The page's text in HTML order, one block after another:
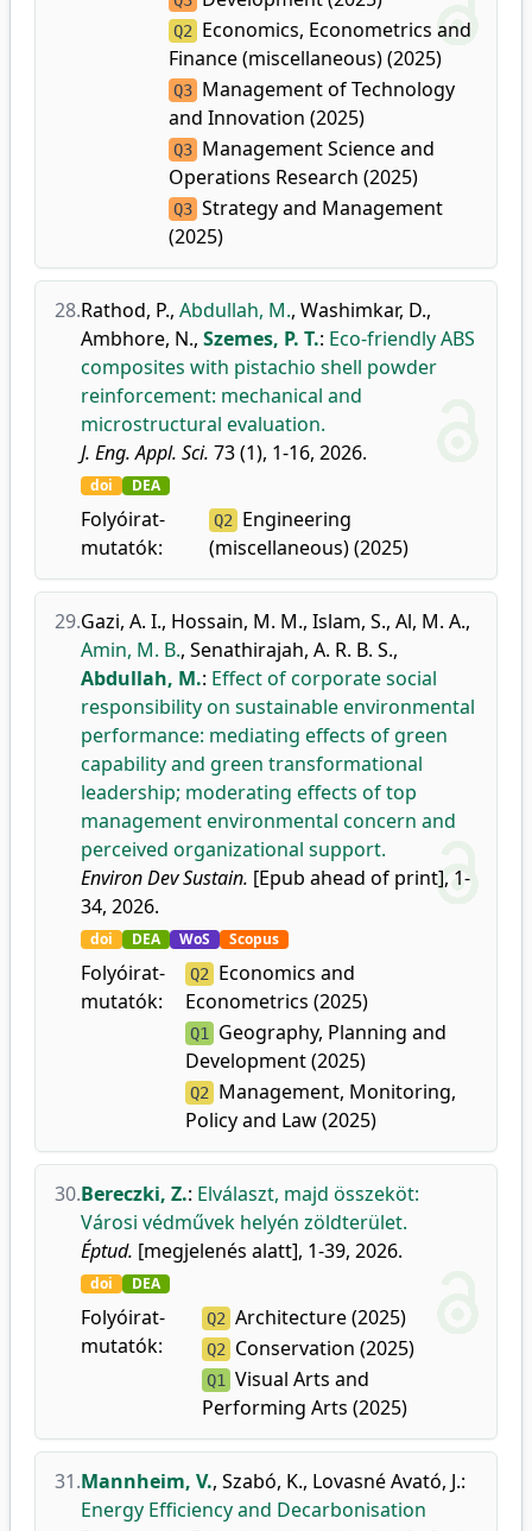
Q2
Economics, Econometrics and
Finance (miscellaneous) (2025)
Q3 Management of Technology
and Innovation (2025)
Q3 Management Science and
Operations Research (2025)
Q3 Strategy and Management
(2025)
28.Rathod, P., Abdullah, M., Washimkar, D.,
Ambhore, N., Szemes, P. T.: Eco-friendly ABS
composites with pistachio shell powder
reinforcement: mechanical and
microstructural evaluation.
J. Eng. Appl. Sci. 73 (1), 1-16, 2026.
doi DEA
Folyóirat-
mutatók:
Q2
Engineering
(miscellaneous) (2025)
29.Gazi, A. I., Hossain, M. M., Islam, S., Al, M. A.,
Amin, M. B., Senathirajah, A. R. B. S.,
Abdullah, M.: Effect of corporate social
responsibility on sustainable environmental
performance: mediating effects of green
capability and green transformational
leadership; moderating effects of top
management environmental concern and
perceived organizational support.
Environ Dev Sustain. [Epub ahead of print], 1-
34, 2026.
doi DEA WoS Scopus
Folyóirat-
mutatók:
Q2 Economics and
Econometrics (2025)
Q1 Geography, Planning and
Development (2025)
Q2 Management, Monitoring,
Policy and Law (2025)
30.Bereczki, Z.: Elválaszt, majd összeköt:
Városi védművek helyén zöldterület.
Éptud. [megjelenés alatt], 1-39, 2026.
doi DEA
Folyóirat-
mutatók:
Q2 Architecture (2025)
Q2 Conservation (2025)
Q1
Visual Arts and
Performing Arts (2025)
31.Mannheim, V., Szabó, K., Lovasné Avató, J.:
Energy Efficiency and Decarbonisation